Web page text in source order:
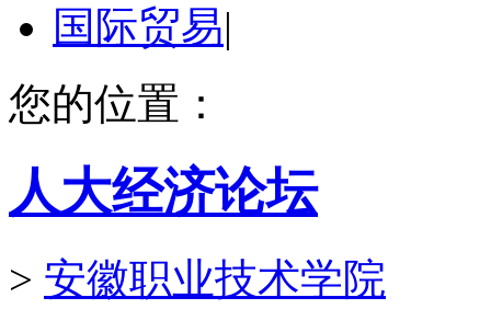
国际贸易|
您的位置：
人大经济论坛
> 安徽职业技术学院